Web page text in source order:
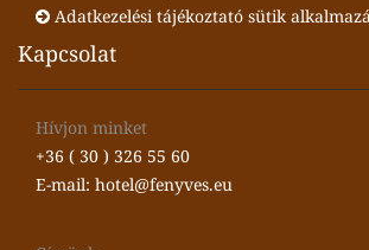
Adatkezelési tájékoztató sütik
Kapcsolat
Hívjon minket
+36 ( 30 ) 326 55 60
E-mail: hotel@fenyves.eu